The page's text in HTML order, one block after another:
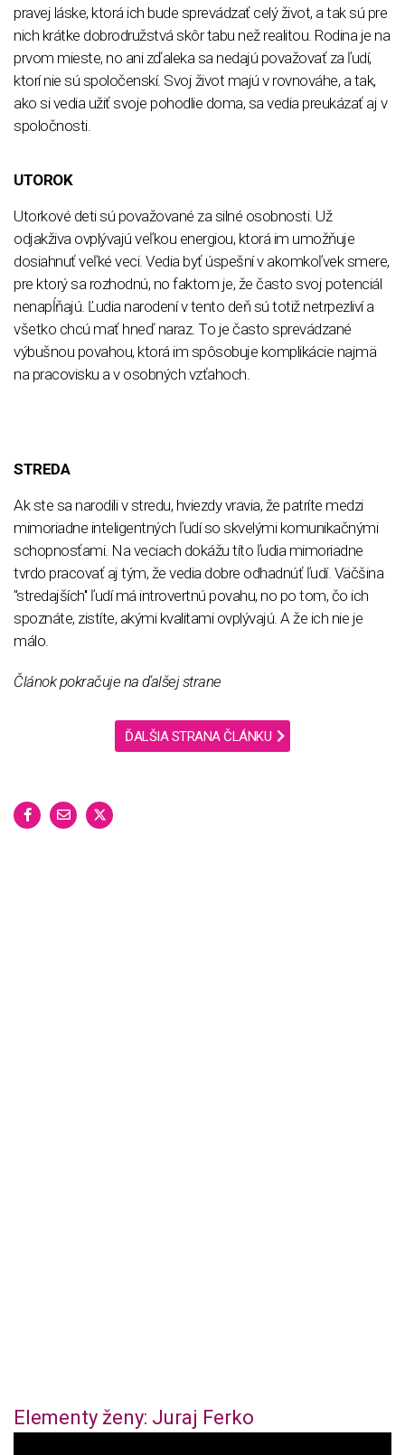
pravej láske, ktorá ich bude sprevádzať celý život, a tak sú pre
nich krátke dobrodružstvá skôr tabu než realitou. Rodina je na
prvom mieste, no ani zďaleka sa nedajú považovať za ľudí,
ktorí nie sú spoločenskí. Svoj život majú v rovnováhe, a tak,
ako si vedia užiť svoje pohodlie doma, sa vedia preukázať aj v
spoločnosti.
UTOROK
Utorkové deti sú považované za silné osobnosti. Už
odjakživa ovplývajú veľkou energiou, ktorá im umožňuje
dosiahnuť veľké veci. Vedia byť úspešní v akomkoľvek smere,
pre ktorý sa rozhodnú, no faktom je, že často svoj potenciál
nenapĺňajú. Ľudia narodení v tento deň sú totiž netrpezliví a
všetko chcú mať hneď naraz. To je často sprevádzané
výbušnou povahou, ktorá im spôsobuje komplikácie najmä
na pracovisku a v osobných vzťahoch.
STREDA
Ak ste sa narodili v stredu, hviezdy vravia, že patríte medzi
mimoriadne inteligentných ľudí so skvelými komunikačnými
schopnosťami. Na veciach dokážu títo ľudia mimoriadne
tvrdo pracovať aj tým, že vedia dobre odhadnúť ľudí. Väčšina
''stredajších'' ľudí má introvertnú povahu, no po tom, čo ich
spoznáte, zistíte, akými kvalitami ovplývajú. A že ich nie je
málo.
Článok pokračuje na ďalšej strane
ĎALŠIA STRANA ČLÁNKU
Elementy ženy: Juraj Ferko